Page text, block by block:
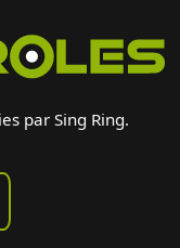
par Sing Ring.